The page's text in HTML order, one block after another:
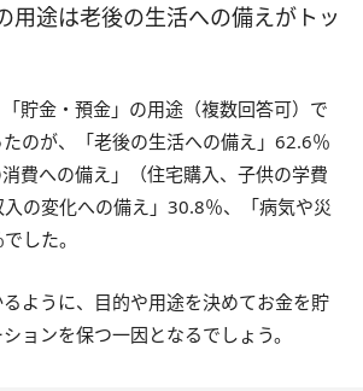
用途は老後の生活への備えがトッ
貯金・預金」の用途（複数回答可）で
のが、「老後の生活への備え」62.6％
費への備え」（住宅購入、子供の学費
の変化への備え」30.8％、「病気や災
した。
ように、目的や用途を決めてお金を貯
ョンを保つ一因となるでしょう。